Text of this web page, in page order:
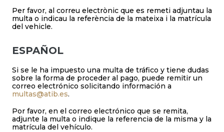
Per favor, al correu electrònic que es remeti adjuntau la
multa o indicau la referència de la mateixa i la matrícula
del vehicle.
ESPAÑOL
Si se le ha impuesto una multa de tráfico y tiene dudas
sobre la forma de proceder al pago, puede remitir un
correo electrónico solicitando información a
multas@atib.es.
Por favor, en el correo electrónico que se remita,
adjunte la multa o indique la referencia de la misma y la
matrícula del vehículo.